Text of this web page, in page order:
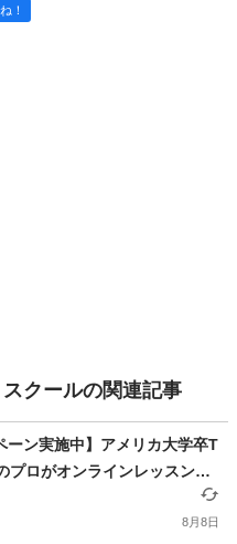
！
クールの関連記事
ーン実施中】アメリカ大学卒T
プロがオンラインレッスンで
率的に上げるお手伝いをしま
8月8日